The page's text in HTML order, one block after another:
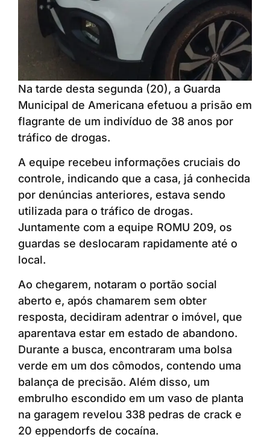
Na tarde desta segunda (20), a Guarda
Municipal de Americana efetuou a prisão em
flagrante de um indivíduo de 38 anos por
tráfico de drogas.
A equipe recebeu informações cruciais do
controle, indicando que a casa, já conhecida
por denúncias anteriores, estava sendo
utilizada para o tráfico de drogas.
Juntamente com a equipe ROMU 209, os
guardas se deslocaram rapidamente até o
local.
Ao chegarem, notaram o portão social
aberto e, após chamarem sem obter
resposta, decidiram adentrar o imóvel, que
aparentava estar em estado de abandono.
Durante a busca, encontraram uma bolsa
verde em um dos cômodos, contendo uma
balança de precisão. Além disso, um
embrulho escondido em um vaso de planta
na garagem revelou 338 pedras de crack e
20 eppendorfs de cocaína.